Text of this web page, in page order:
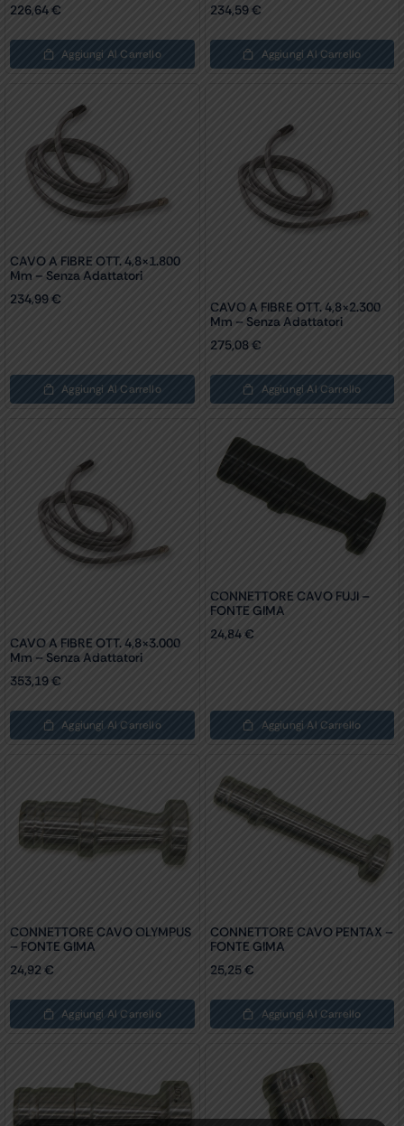
226,64€
Aggiungi Al Carrello
234,59€
Aggiungi Al Carrello
CAVO A FIBRE OTT. 4,8×1.800
Mm – Senza Adattatori
234,99€
Aggiungi Al Carrello
CAVO A FIBRE OTT. 4,8×2.300
Mm – Senza Adattatori
275,08€
Aggiungi Al Carrello
CAVO A FIBRE OTT. 4,8×3.000
Mm – Senza Adattatori
353,19€
Aggiungi Al Carrello
CONNETTORE CAVO FUJI –
FONTE GIMA
24,84€
Aggiungi Al Carrello
CONNETTORE CAVO OLYMPUS
– FONTE GIMA
24,92€
Aggiungi Al Carrello
CONNETTORE CAVO PENTAX –
FONTE GIMA
25,25 €
Aggiungi Al Carrello